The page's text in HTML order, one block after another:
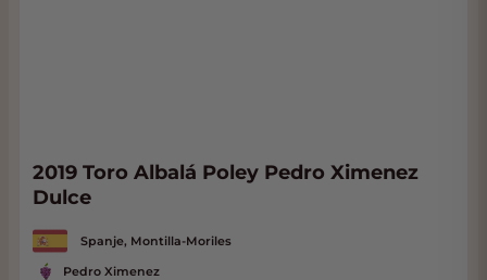
2019 Toro Albalá Poley Pedro Ximenez
Dulce
Spanje, Montilla-Moriles
Pedro Ximenez